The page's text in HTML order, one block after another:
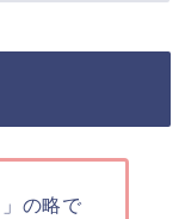
」の略で